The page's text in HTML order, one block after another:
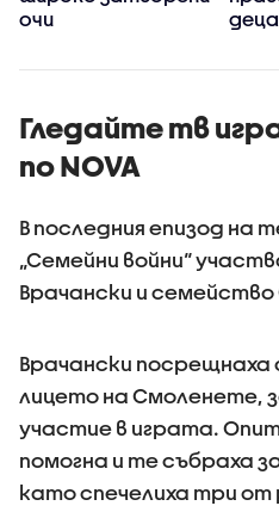
очи
Гледайте тв
по NOVA
В последния епизод на
„Семейни войни“
Врачански и
Врачански посрещнаха
лицето на Смоленете,
участие в играта.
помогна и те събраха
като спечелиха три